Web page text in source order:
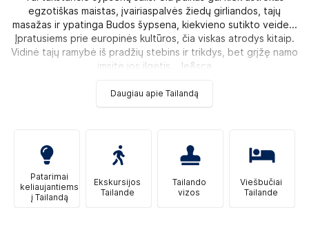
egzotiškas maistas, įvairiaspalvės žiedų girliandos, tajų
masažas ir ypatinga Budos šypsena, kiekvieno sutikto veide...
Įpratusiems prie europinės kultūros, čia viskas atrodys kitaip.
Vidinė tajų ramybė iš pradžių stebins ir trikdys, bet grįžę namo
imsite jos ilgėtis... Ie&sca
Daugiau apie Tailandą
Patarimai
keliaujantiems
į Tailandą
Ekskursijos
Tailande
Tailando
vizos
Viešbučiai
Tailande